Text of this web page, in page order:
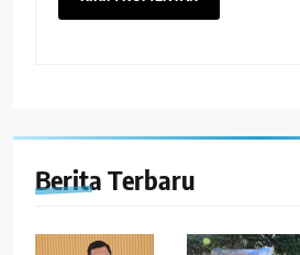
Berita Terbaru